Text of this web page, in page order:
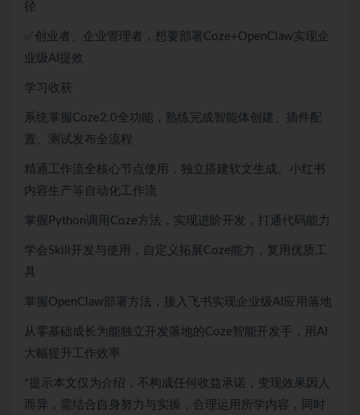
径
✅创业者、企业管理者，想要部署Coze+OpenClaw实现企
业级AI提效
学习收获
系统掌握Coze2.0全功能，熟练完成智能体创建、插件配
置、测试发布全流程
精通工作流全核心节点使用，独立搭建软文生成、小红书
内容生产等自动化工作流
掌握Python调用Coze方法，实现进阶开发，打通代码能力
学会Skill开发与使用，自定义拓展Coze能力，复用优质工
具
掌握OpenClaw部署方法，接入飞书实现企业级AI应用落地
从零基础成长为能独立开发落地的Coze智能开发手，用AI
大幅提升工作效率
*提示本文仅为介绍，不构成任何收益承诺，变现效果因人
而异，需结合自身努力与实操，合理运用所学内容，同时